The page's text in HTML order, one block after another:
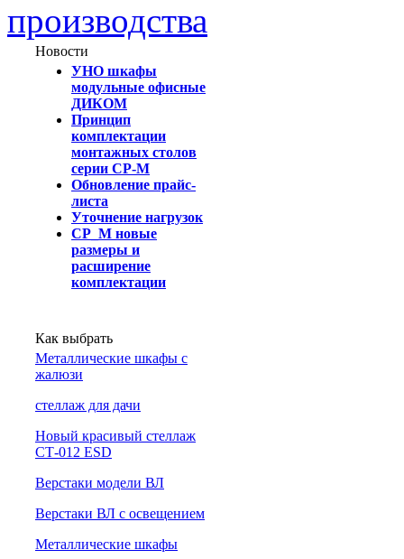
производства
Новости
УНО шкафы
модульные офисные
ДИКОМ
Принцип
комплектации
монтажных столов
серии СР-М
Обновление прайс-
листа
Уточнение нагрузок
СР_М новые
размеры и
расширение
комплектации
Как выбрать
Металлические шкафы с
жалюзи
cтеллаж для дачи
Новый красивый стеллаж
СТ-012 ESD
Верстаки модели ВЛ
Верстаки ВЛ с освещением
Металлические шкафы